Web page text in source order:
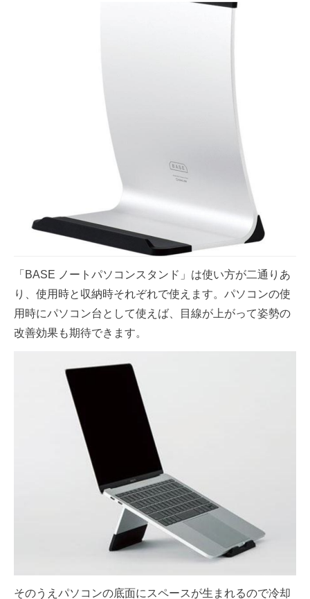
「BASE ノートパソコンスタンド」は使い方が二通りあ
り、使用時と収納時それぞれで使えます。パソコンの使
用時にパソコン台として使えば、目線が上がって姿勢の
改善効果も期待できます。
そのうえパソコンの底面にスペースが生まれるので冷却